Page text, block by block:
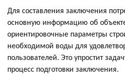
Для составления заключения
основную информацию об
ориентировочные параметры
необходимой воды для
пользователей. Это упростит
процесс подготовки заключения.